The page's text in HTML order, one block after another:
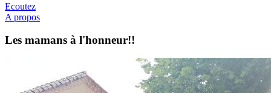
Ecoutez
A propos
Les mamans à l'honneur!!